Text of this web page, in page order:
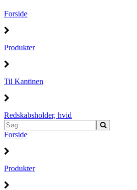
Forside
Produkter
Til Kantinen
Redskabsholder, hvid
Forside
Produkter